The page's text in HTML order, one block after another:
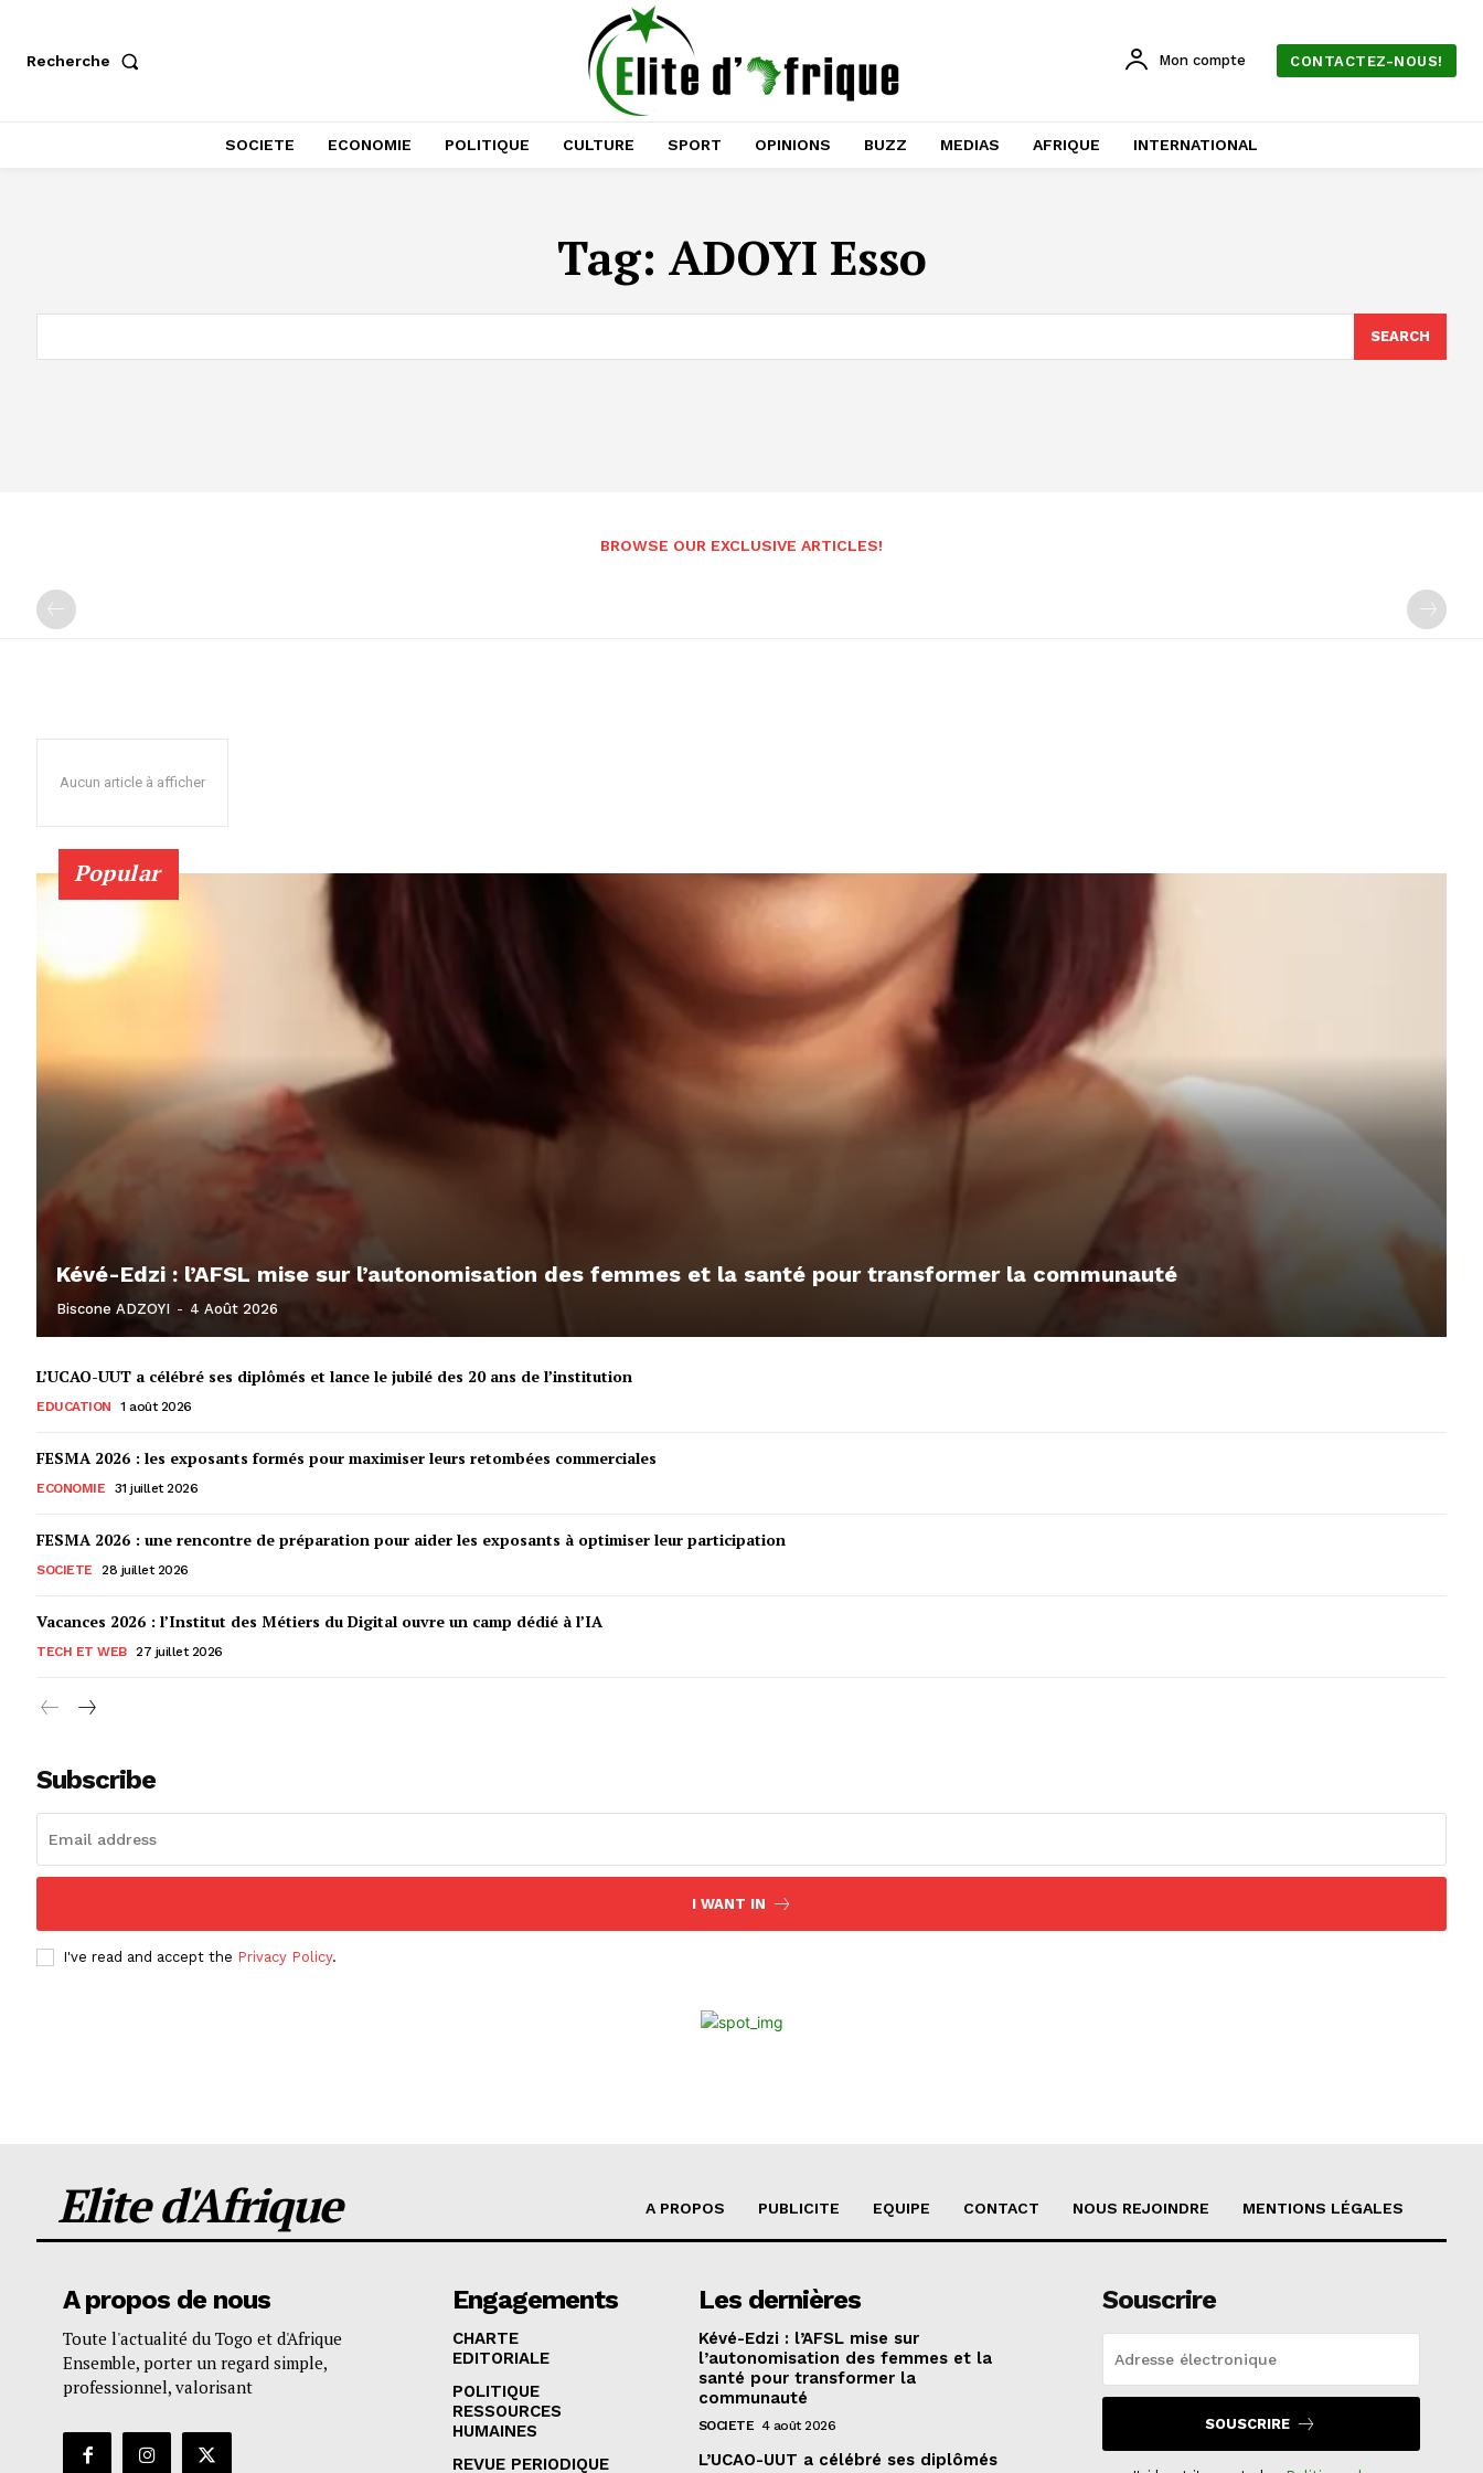
Recherche Mon compte CONTACTEZ-NOUS!
SOCIETE ECONOMIE POLITIQUE CULTURE SPORT OPINIONS BUZZ MEDIAS AFRIQUE INTERNATIONAL
Tag: ADOYI Esso
SEARCH
BROWSE OUR EXCLUSIVE ARTICLES!
Aucun article à afficher
Popular
Kévé-Edzi : l’AFSL mise sur l’autonomisation des femmes et la santé pour transformer la communauté
Biscone ADZOYI - 4 Août 2026
L’UCAO-UUT a célébré ses diplômés et lance le jubilé des 20 ans de l’institution
EDUCATION 1 août 2026
FESMA 2026 : les exposants formés pour maximiser leurs retombées commerciales
ECONOMIE 31 juillet 2026
FESMA 2026 : une rencontre de préparation pour aider les exposants à optimiser leur participation
SOCIETE 28 juillet 2026
Vacances 2026 : l’Institut des Métiers du Digital ouvre un camp dédié à l’IA
TECH ET WEB 27 juillet 2026
Subscribe
I WANT IN
I've read and accept the Privacy Policy.
Elite d'Afrique A PROPOS PUBLICITE EQUIPE CONTACT NOUS REJOINDRE MENTIONS LÉGALES
A propos de nous
Toute l'actualité du Togo et d'Afrique
Ensemble, porter un regard simple,
professionnel, valorisant
Engagements
CHARTE
EDITORIALE
POLITIQUE
RESSOURCES
HUMAINES
REVUE PERIODIQUE
Les dernières
Kévé-Edzi : l’AFSL mise sur
l’autonomisation des femmes et la
santé pour transformer la
communauté
SOCIETE 4 août 2026
L’UCAO-UUT a célébré ses diplômés
Souscrire
SOUSCRIRE